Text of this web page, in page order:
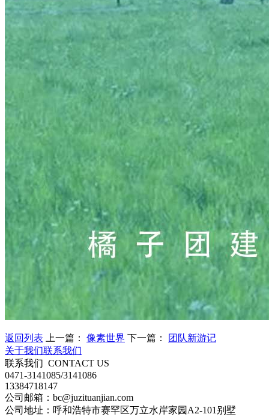
返回列表 上一篇： 像素世界 下一篇：
团队新游记
关于我们联系我们
联系我们 CONTACT US
0471-3141085/3141086
13384718147
公司邮箱：bc@juzituanjian.com
公司地址：呼和浩特市赛罕区万立水岸家园A2-101别墅